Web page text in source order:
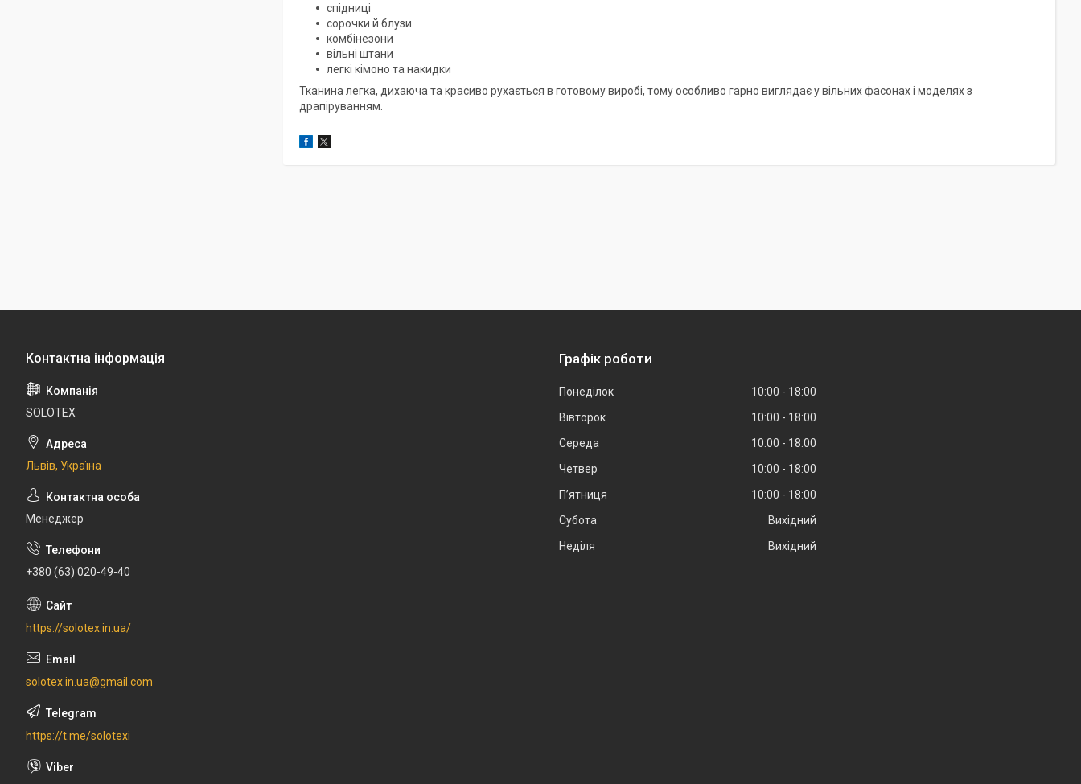
спідниці
сорочки й блузи
комбінезони
вільні штани
легкі кімоно та накидки
Тканина легка, дихаюча та красиво рухається в готовому виробі, тому особливо гарно виглядає у вільних фасонах і моделях з
драпіруванням.
SOLOTEX
Львів, Україна
Менеджер
+380 (63) 020-49-40
https://solotex.in.ua/
solotex.in.ua@gmail.com
https://t.me/solotexi
Графік роботи
Понеділок 10:00
18:00
Вівторок
10:00
18:00
Середа
10:00
18:00
Четвер
10:00
18:00
Пʼятниця
10:00
18:00
Субота
Вихідний
Неділя
Вихідний